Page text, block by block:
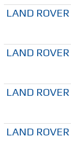
LAND ROVER
LAND ROVER
LAND ROVER
LAND ROVER